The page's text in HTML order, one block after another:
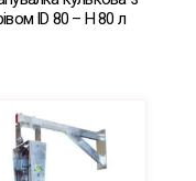
ID 80 – Н 80 л